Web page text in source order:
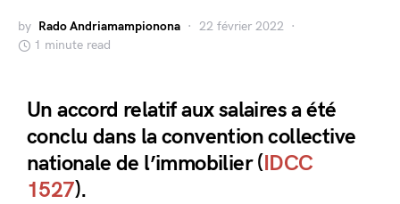
by Rado Andriamampionona
22 février 2022
1 minute read
Un accord relatif aux salaires a été
conclu dans la convention collective
nationale de l’immobilier (IDCC
1527).